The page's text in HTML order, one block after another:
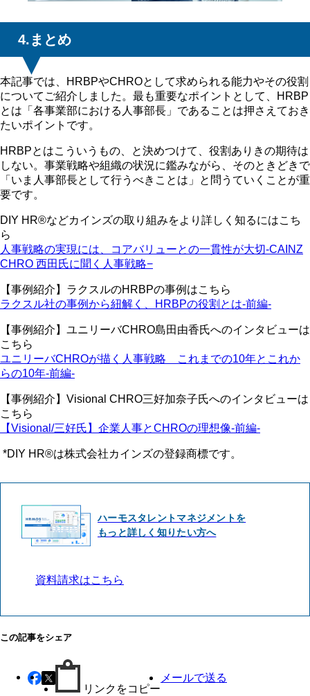
4.まとめ
本記事では、HRBPやCHROとして求められる能力やその役割
についてご紹介しました。最も重要なポイントとして、HRBP
とは「各事業部における人事部長」であることは押さえておき
たいポイントです。
HRBPとはこういうもの、と決めつけて、役割ありきの期待は
しない。事業戦略や組織の状況に鑑みながら、そのときどきで
「いま人事部長として行うべきことは」と問うていくことが重
要です。
DIY HR®︎などカインズの取り組みをより詳しく知るにはこち
ら
人事戦略の実現には、コアバリューとの一貫性が大切-CAINZ
CHRO 西田氏に聞く人事戦略−
【事例紹介】ラクスルのHRBPの事例はこちら
ラクスル社の事例から紐解く、HRBPの役割とは-前編-
【事例紹介】ユニリーバCHRO島田由香氏へのインタビューは
こちら
ユニリーバCHROが描く人事戦略 これまでの10年とこれか
らの10年-前編-
【事例紹介】Visional CHRO三好加奈子氏へのインタビューは
こちら
【Visional/三好氏】企業人事とCHROの理想像-前編-
*DIY HR®は株式会社カインズの登録商標です。
ハーモスタレントマネジメントを
もっと詳しく知りたい方へ
資料請求はこちら
この記事をシェア
リンクをコピー
メールで送る